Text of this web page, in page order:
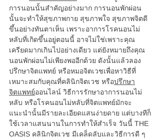
การนอนนั้นสำคัญอย่างมาก การนอนพักผ่อน
นั้นจะทำให้สุขภาพกาย สุขภาพใจ สุขภาพจิตดี
ขึ้นอย่างทันตาเห็น เพราะอาการโรคนอนไม่
หลับที่เกิดขึ้นอยู่ตอนนี้ อาจไม่ใช่เพราะคุณ
เครียดมากเกินไปอย่างเดียว แต่ยังหมายถึงคุณ
นอนพักผ่อนไม่เพียงพออีกด้วย ดังนั้นแล้วลอง
ปรึกษาจิตแพทย์ หรือหมอจิตเวชเพื่อหาวิธีที่
เหมาะสมกับคุณที่คลินิกจิตเวช หรือปรึกษา
จิตแพทย์ออนไลน์ วิธีการรักษาอาการนอนไม่
หลับ หรือโรคนอนไม่หลับที่จิตแพทย์มักจะ
แนะนำนั้นมีรายละเอียดแสนง่ายดาย แต่บางทีก็
ใช้เวลาแสนนานในการทำให้สำเร็จ วันนี้ THE
OASIS คลินิกจิตเวช มีเคล็ดลับและวิธีการดี ๆ